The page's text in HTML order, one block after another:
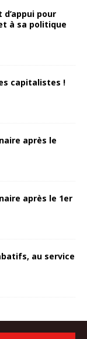
d’appui pour
à sa politique
capitalistes !
après le
après le 1er
au service